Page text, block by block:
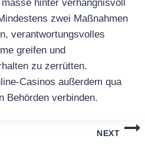
hinter verhängnisvoll
zwei Maßnahmen
verantwortungsvolles
greifen und
zu zerrütten.
Casinos außerdem qua
Behörden verbinden.
NEXT